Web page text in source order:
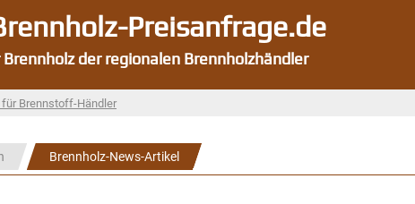
Preisanfrage.de
der regionalen Brennholzhändler
Brennstoff-Händler
Brennholz-News-Artikel